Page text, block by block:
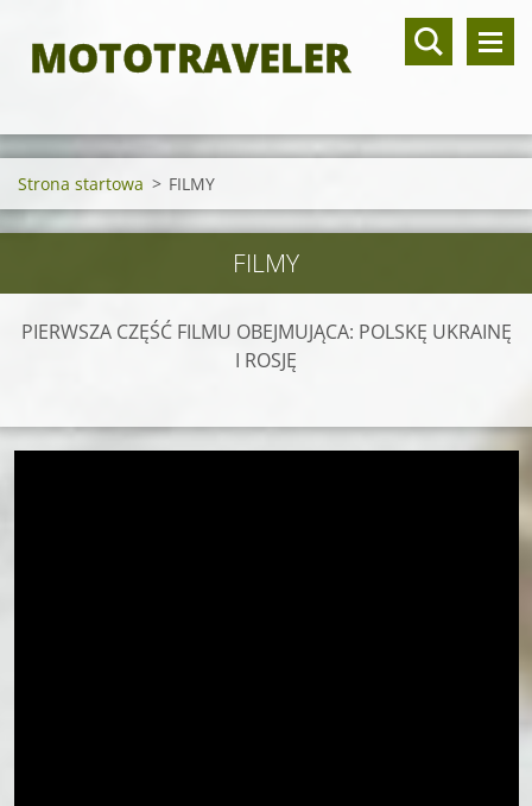
MOTOTRAVELER
Strona startowa > FILMY
FILMY
PIERWSZA CZĘŚĆ FILMU OBEJMUJĄCA: POLSKĘ UKRAINĘ
I ROSJĘ